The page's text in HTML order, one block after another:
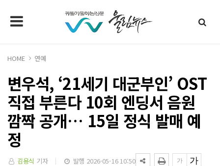
HOME 연예
변우석, ‘21세기 대군부인’ OST
직접 부른다 10회 엔딩서 음원
깜짝 공개… 15일 정식 발매 예
정
김용식 기자 발행 2026-05-16 10:50